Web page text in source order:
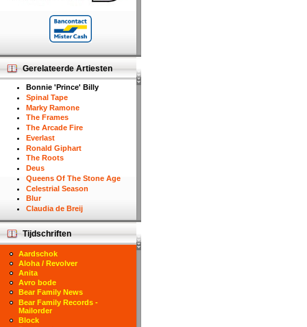
Gerelateerde Artiesten
Bonnie 'Prince' Billy
Spinal Tape
Marky Ramone
The Frames
The Arcade Fire
Everlast
Ronald Giphart
The Roots
Deus
Queens Of The Stone Age
Celestrial Season
Blur
Claudia de Breij
Tijdschriften
Aardschok
Aloha / Revolver
Anita
Avro bode
Bear Family News
Bear Family Records -
Mailorder
Block